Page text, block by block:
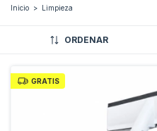
Inicio > Limpieza
ORDENAR
GRATIS